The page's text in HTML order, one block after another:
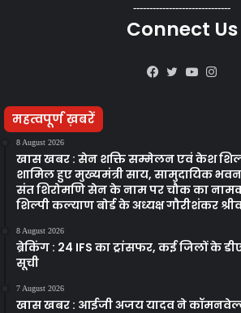
------------------------------
Connect Us
Facebook
TwitterYouTube
महत्वपूर्ण ख़बरें
8 August 2026
खास खबर : सेन शक्ति सम्मेलन एवं केश
शामिल हुए मुख्यमंत्री साय, सामुदायिक
संत शिरोमणि सेन के नाम पर चौक का
शिल्पी कल्याण बोर्ड के अध्यक्ष गौरीशंकर
8 August 2026
ब्रेकिंग : 24 IFS का ट्रांसफर, कई जिलों के
सूची
7 August 2026
खास खबर : आईजी अजय यादव ने